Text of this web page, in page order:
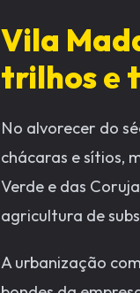
Vila
trilhos e
No alvorecer do
chácaras e sítios,
Verde e das
agricultura de
A urbanização